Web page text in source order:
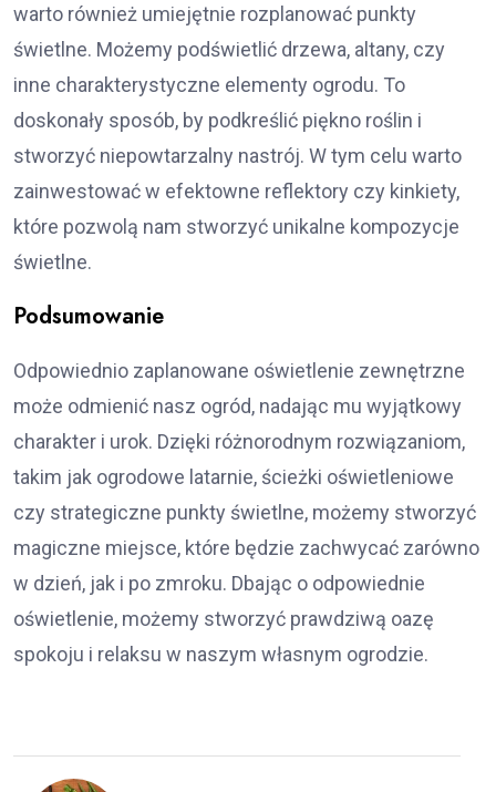
warto również umiejętnie rozplanować punkty
świetlne. Możemy podświetlić drzewa, altany, czy
inne charakterystyczne elementy ogrodu. To
doskonały sposób, by podkreślić piękno roślin i
stworzyć niepowtarzalny nastrój. W tym celu warto
zainwestować w efektowne reflektory czy kinkiety,
które pozwolą nam stworzyć unikalne kompozycje
świetlne.
Podsumowanie
Odpowiednio zaplanowane oświetlenie zewnętrzne
może odmienić nasz ogród, nadając mu wyjątkowy
charakter i urok. Dzięki różnorodnym rozwiązaniom,
takim jak ogrodowe latarnie, ścieżki oświetleniowe
czy strategiczne punkty świetlne, możemy stworzyć
magiczne miejsce, które będzie zachwycać zarówno
w dzień, jak i po zmroku. Dbając o odpowiednie
oświetlenie, możemy stworzyć prawdziwą oazę
spokoju i relaksu w naszym własnym ogrodzie.